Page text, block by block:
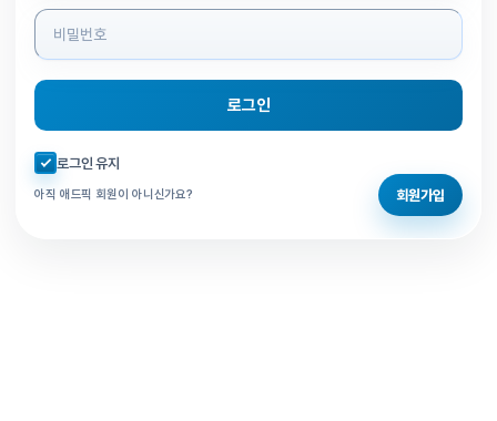
로그인
자동로그인 체크
로그인 유지
아직 애드픽 회원이 아니신가요? 회원가입